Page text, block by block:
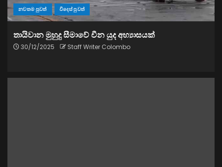
නවතම පුවත් විදෙස් පුවත්
තායිවාන මුහුදු සීමාවේ චීන යුද අභ්‍යාසයක්
30/12/2025 Staff Writer Colombo